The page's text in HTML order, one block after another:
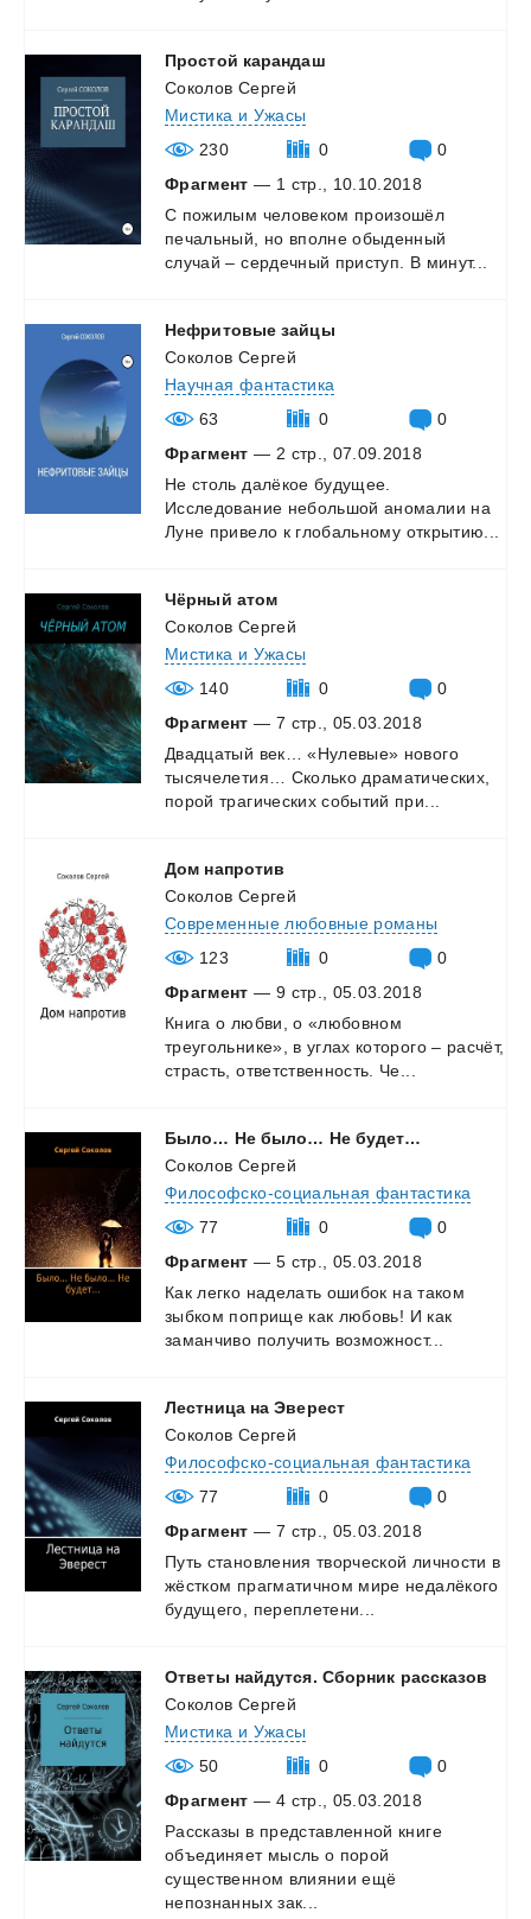
Простой карандаш
Соколов Сергей
Мистика и Ужасы
230
0
0
Фрагмент — 1 стр., 10.10.2018
С пожилым человеком произошёл
печальный,
но вполне обыденный
случай – сердечный приступ. В минут...
Нефритовые зайцы
Соколов Сергей
Научная фантастика
63
0
0
Фрагмент — 2 стр., 07.09.2018
Не столь далёкое будущее.
Исследование небольшой аномалии на
Луне привело к глобальному открытию...
Чёрный атом
Соколов Сергей
Мистика и Ужасы
140
0
0
Фрагмент — 7 стр., 05.03.2018
Двадцатый век… «Нулевые» нового
тысячелетия…
Сколько драматических,
порой трагических событий при...
Дом напротив
Соколов Сергей
Современные любовные романы
123
0
0
Фрагмент — 9 стр., 05.03.2018
Книга о любви, о «любовном
треугольнике»,
в углах которого – расчёт,
страсть, ответственность. Че...
Было… Не было… Не будет…
Соколов Сергей
Философско-социальная фантастика
77
0
0
Фрагмент — 5 стр., 05.03.2018
Как легко наделать ошибок на таком
зыбком поприще как любовь! И как
заманчиво получить возможност...
Лестница на Эверест
Соколов Сергей
Философско-социальная фантастика
77
0
0
Фрагмент — 7 стр., 05.03.2018
Путь становления творческой личности в
жёстком прагматичном мире недалёкого
будущего,
переплетени...
Ответы найдутся. Сборник рассказов
Соколов Сергей
Мистика и Ужасы
50
0
0
Фрагмент — 4 стр., 05.03.2018
Рассказы в представленной книге
объединяет мысль о порой
существенном влиянии ещё
непознанных зак...